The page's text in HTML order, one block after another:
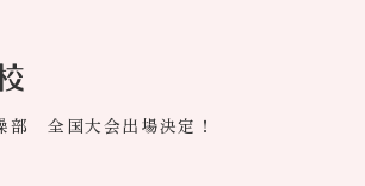
部 全国大会出場決定！